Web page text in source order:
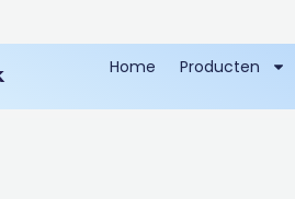
Home Producten